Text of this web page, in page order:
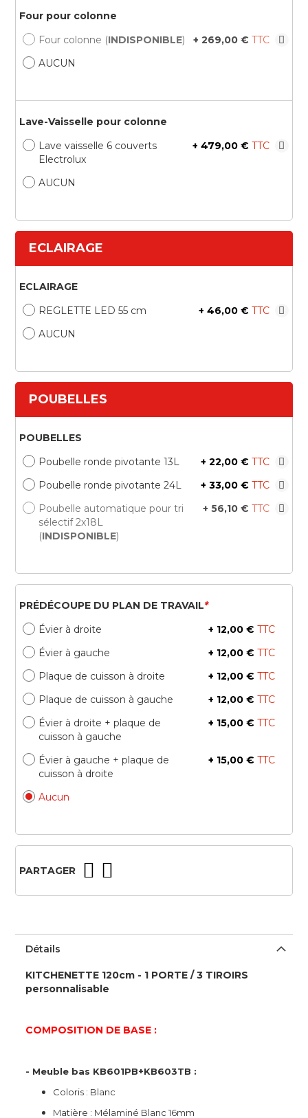
Four pour colonne
Four colonne (INDISPONIBLE) + 269,00 €
AUCUN
Lave-Vaisselle pour colonne
Lave vaisselle 6 couverts
Electrolux
+ 479,00 €
AUCUN
ECLAIRAGE
ECLAIRAGE
REGLETTE LED 55 cm
+ 46,00 €
AUCUN
POUBELLES
POUBELLES
Poubelle ronde pivotante 13L
+ 22,00 €
Poubelle ronde pivotante 24L
+ 33,00 €
Poubelle automatique pour tri
sélectif 2x18L
(INDISPONIBLE)
+ 56,10 €
*
PRÉDÉCOUPE DU PLAN DE TRAVAIL
Évier à droite
+ 12,00 €
Évier à gauche
+ 12,00 €
Plaque de cuisson à droite
+ 12,00 €
Plaque de cuisson à gauche
+ 12,00 €
Évier à droite + plaque de
cuisson à gauche
+ 15,00 €
Évier à gauche + plaque de
cuisson à droite
+ 15,00 €
Aucun
PARTAGER
Détails
KITCHENETTE 120cm - 1 PORTE / 3 TIROIRS
personnalisable
COMPOSITION DE BASE :
- Meuble bas KB601PB+KB603TB :
Coloris : Blanc
Matière : Mélaminé Blanc 16mm